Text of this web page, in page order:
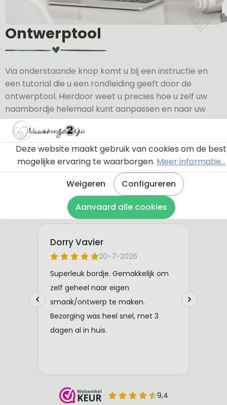
Ontwerptool
Via onderstaande knop komt u bij een instructie en
een tutorial die u een rondleiding geeft door de
ontwerptool. Hierdoor weet u precies hoe u zelf uw
naambordje helemaal kunt aanpassen en naar uw
eigen smaak kunt ontwerpen.
Bekijk de instructie
Deze website maakt gebruik van cookies om de best
mogelijke ervaring te waarborgen. Meer informatie...
Weigeren
Configureren
Aanvaard alle cookies